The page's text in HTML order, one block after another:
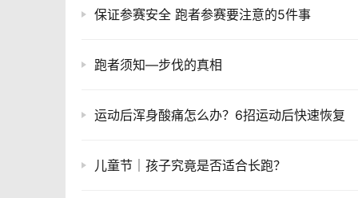
保证参赛安全 跑者参赛要注意的5件事
跑者须知—步伐的真相
运动后浑身酸痛怎么办？6招运动后快速恢复
儿童节│孩子究竟是否适合长跑？